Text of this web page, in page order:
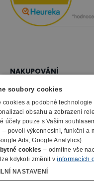
NAKUPOVÁNÍ
Vše o nákupu
Obchodní podmínky
Doprava a montáž
Možnosti platby
Záruka, servis, reklamace
Ochrana osobních údajů
Informace o cookies
Jak nakupovat
SLUŽBY
Naše katalogy
Reklamační formulář
Výroba kancelářského
Zpracování
E-Procurement
Prohlášení o přístupnosti
O FIRMĚ
O nás
Kontakty
Členství v organizacích
Ocenění a certifikáty
© 2010 - 2026 B2B
soubory cookies
cookies a podobné
obsahu a zobrazení
účely pouze s Vaším
– povolí výkonnostní, funkční a
Ads, Google Analytics).
cookies – odmítne vše
kdykoli změnit vinformacích
NASTAVENÍ